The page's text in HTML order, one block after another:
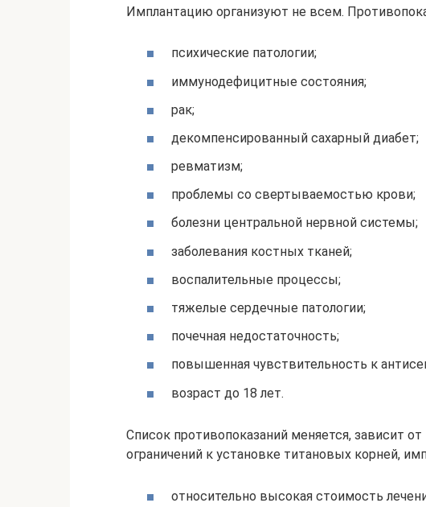
Имплантацию организуют не всем.
психические патологии;
иммунодефицитные состояния;
рак;
декомпенсированный сахарный диабет;
ревматизм;
проблемы со свертываемостью крови;
болезни центральной нервной системы;
заболевания костных тканей;
воспалительные процессы;
тяжелые сердечные патологии;
почечная недостаточность;
повышенная чувствительность к
возраст до 18 лет.
Список противопоказаний меняется, зависит
ограничений к установке титановых корней,
относительно высокая стоимость